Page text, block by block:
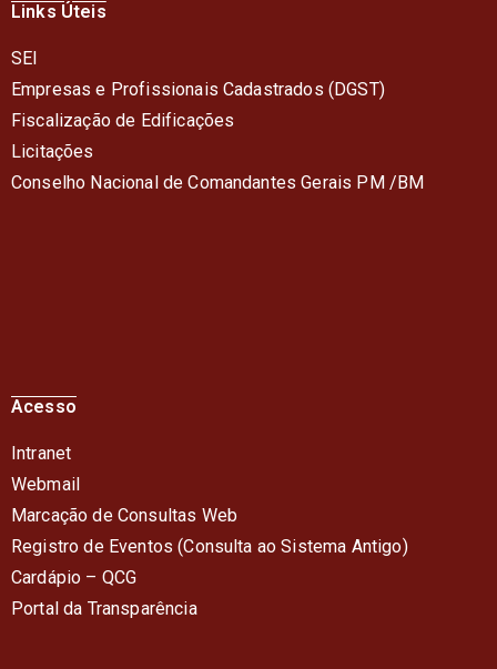
Links Úteis
SEI
Empresas e Profissionais Cadastrados (DGST)
Fiscalização de Edificações
Licitações
Conselho Nacional de Comandantes Gerais PM /BM
Acesso
Intranet
Webmail
Marcação de Consultas Web
Registro de Eventos (Consulta ao Sistema Antigo)
Cardápio – QCG
Portal da Transparência